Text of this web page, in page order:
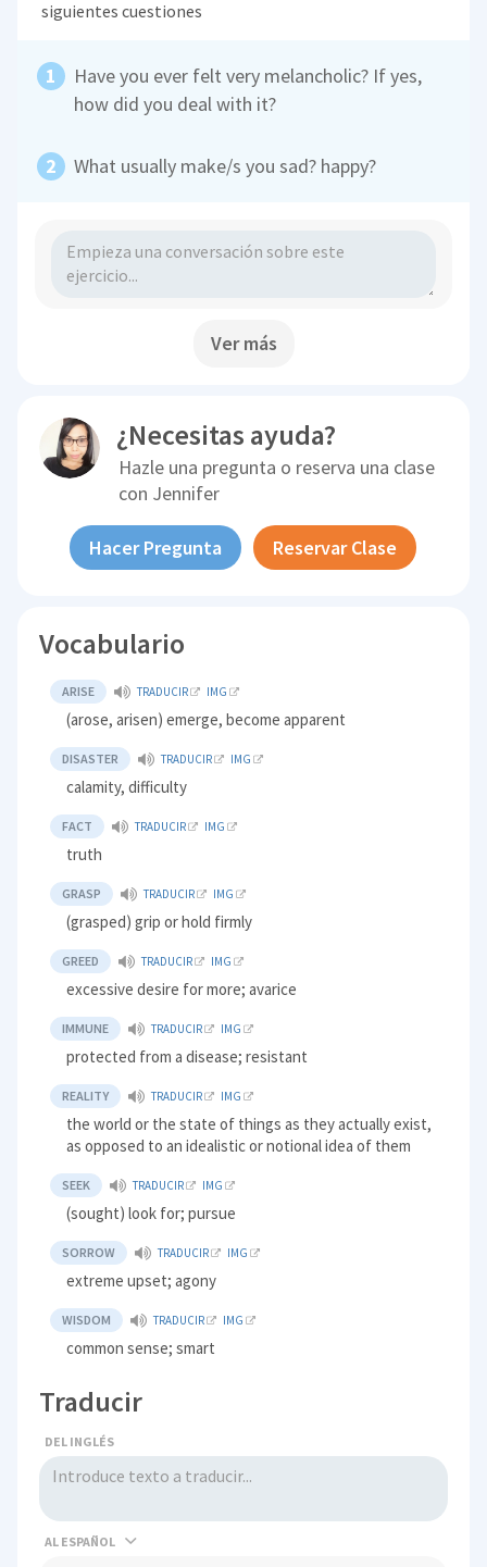
siguientes cuestiones
Have you ever felt very melancholic? If yes,
how did you deal with it?
What usually make/s you sad? happy?
Ver más
¿Necesitas ayuda?
Hazle una pregunta o reserva una clase
con Jennifer
Hacer Pregunta Reservar Clase
Vocabulario
ARISE TRADUCIR IMG
(arose, arisen) emerge, become apparent
DISASTER TRADUCIR IMG
calamity, difficulty
FACT TRADUCIR IMG
truth
GRASP TRADUCIR IMG
(grasped) grip or hold firmly
GREED TRADUCIR IMG
excessive desire for more; avarice
IMMUNE TRADUCIR IMG
protected from a disease; resistant
REALITY TRADUCIR IMG
the world or the state of things as they actually exist,
as opposed to an idealistic or notional idea of them
SEEK TRADUCIR IMG
(sought) look for; pursue
SORROW TRADUCIR IMG
extreme upset; agony
WISDOM TRADUCIR IMG
common sense; smart
Traducir
DEL INGLÉS
AL